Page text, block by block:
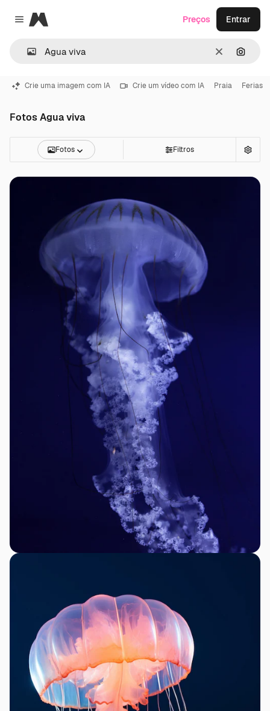
Close menu
Magnific
Limpar
Preços Entrar
Crie uma imagem com IA Crie um vídeo com IA Praia Ferias
Fotos Agua viva
Fotos Filtros